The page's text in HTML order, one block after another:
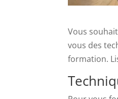
Vous
vous des
formation.